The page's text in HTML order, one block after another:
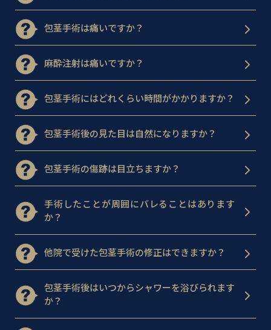
包茎手術は痛いですか？
麻酔注射は痛いですか？
包茎手術にはどれくらい時間がかかりますか？
包茎手術後の見た目は自然になりますか？
包茎手術の傷跡は目立ちますか？
手術したことが周囲にバレることはあります
か？
他院で受けた包茎手術の修正はできますか？
包茎手術後はいつからシャワーを浴びられます
か？